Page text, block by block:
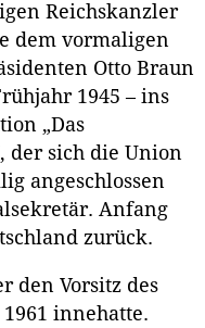
Reichskanzler
dem vormaligen
Otto Braun
1945 – ins
„Das
der sich die Union
angeschlossen
Anfang
zurück.
den Vorsitz des
innehatte.